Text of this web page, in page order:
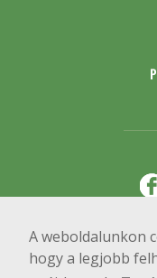
A weboldalunkon
hogy a legjobb